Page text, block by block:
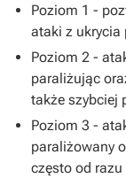
Poziom 1 -
ataki z ukrycia
Poziom 2 -
paraliżując
także szybciej
Poziom 3 -
paraliżowany
często od